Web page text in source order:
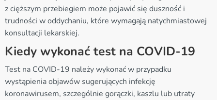
z cięższym przebiegiem może pojawić się duszność i
trudności w oddychaniu, które wymagają natychmiastowej
konsultacji lekarskiej.
Kiedy wykonać test na COVID-19
Test na COVID-19 należy wykonać w przypadku
wystąpienia objawów sugerujących infekcję
koronawirusem, szczególnie gorączki, kaszlu lub utraty